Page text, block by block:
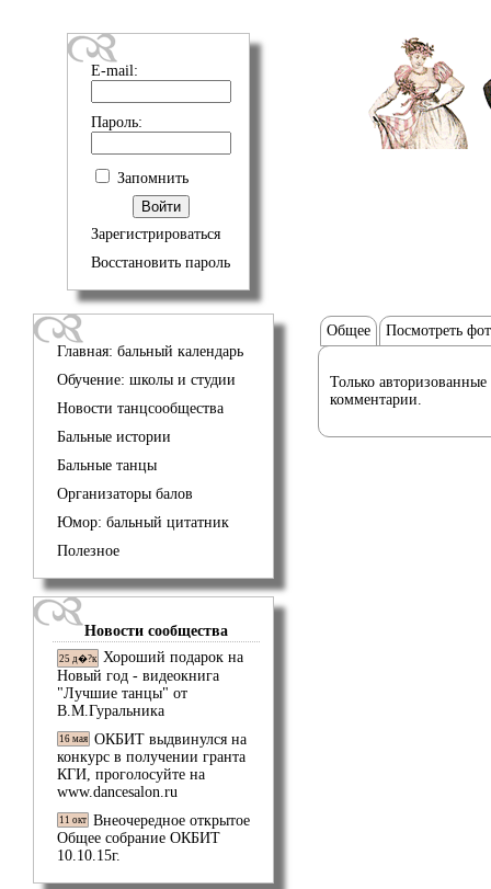
E-mail:
Пароль:
Запомнить
Зарегистрироваться
Восстановить пароль
Главная: бальный календарь
Обучение: школы и студии
Новости танцсообщества
Бальные истории
Бальные танцы
Организаторы балов
Юмор: бальный цитатник
Полезное
Новости сообщества
25 д�?к Хороший подарок на
Новый год - видеокнига
"Лучшие танцы" от
В.М.Гуральника
16 мая ОКБИТ выдвинулся на
конкурс в получении гранта
КГИ, проголосуйте на
www.dancesalon.ru
11 окт Внеочередное открытое
Общее собрание ОКБИТ
10.10.15г.
Общее Посмотреть
Только авторизованные
комментарии.